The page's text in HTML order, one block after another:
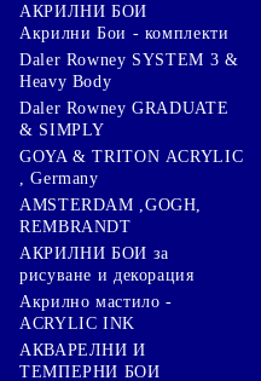
АКРИЛНИ БОИ
Акрилни Бои - комплекти
Daler Rowney SYSTEM 3 &
Heavy Body
Daler Rowney GRADUATE
& SIMPLY
GOYA & TRITON АCRYLIC
, Germany
AMSTERDAM ,GOGH,
REMBRANDT
АКРИЛНИ БОИ за
рисуване и декорация
Акрилно мастило -
ACRYLIC INK
АКВАРЕЛНИ И
ТЕМПЕРНИ БОИ